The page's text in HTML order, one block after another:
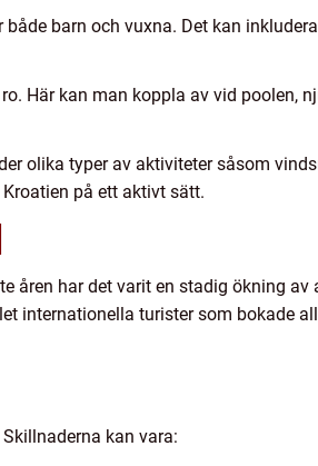
barn och vuxna. Det kan inkludera
Här kan man koppla av vid poolen,
olika typer av aktiviteter såsom
på ett aktivt sätt.
åren har det varit en stadig ökning av
internationella turister som bokade all
kan vara: